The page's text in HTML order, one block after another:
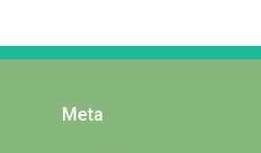
Meta